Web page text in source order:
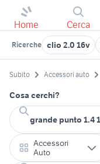
Home Cerca
Ricerche clio 2.0 16v
Subito Accessori auto
Cosa cerchi?
Accessori
Auto